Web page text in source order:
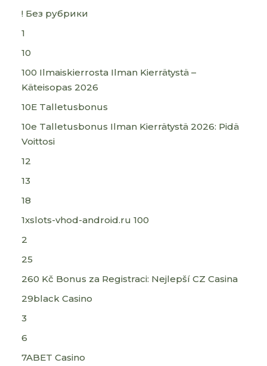
! Без рубрики
1
10
100 Ilmaiskierrosta Ilman Kierrätystä –
Käteisopas 2026
10E Talletusbonus
10e Talletusbonus Ilman Kierrätystä 2026: Pidä
Voittosi
12
13
18
1xslots-vhod-android.ru 100
2
25
260 Kč Bonus za Registraci: Nejlepší CZ Casina
29black Casino
3
6
7ABET Casino